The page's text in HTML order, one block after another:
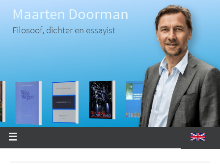
inhoud
Maarten Doorman
Filosoof, dichter en essayist